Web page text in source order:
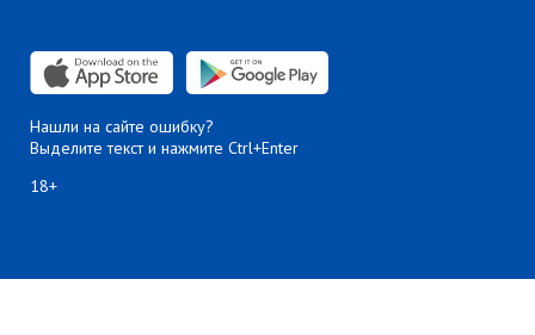
Нашли на сайте ошибку?
Выделите текст и нажмите Ctrl+Enter
18+